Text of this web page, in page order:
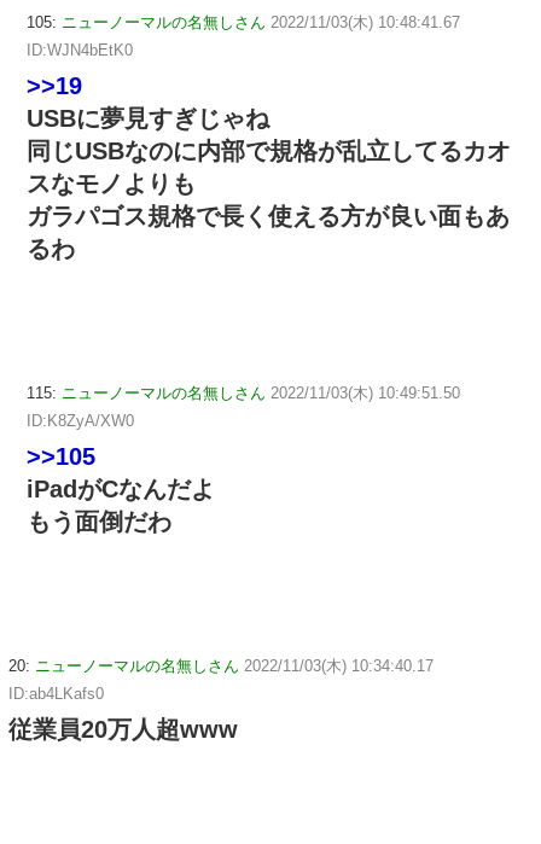
105: ニューノーマルの名無しさん 2022/11/03(木) 10:48:41.67
ID:WJN4bEtK0
>>19
USBに夢見すぎじゃね
同じUSBなのに内部で規格が乱立してるカオ
スなモノよりも
ガラパゴス規格で長く使える方が良い面もあ
るわ
115: ニューノーマルの名無しさん 2022/11/03(木) 10:49:51.50
ID:K8ZyA/XW0
>>105
iPadがCなんだよ
もう面倒だわ
20: ニューノーマルの名無しさん 2022/11/03(木) 10:34:40.17
ID:ab4LKafs0
従業員20万人超www